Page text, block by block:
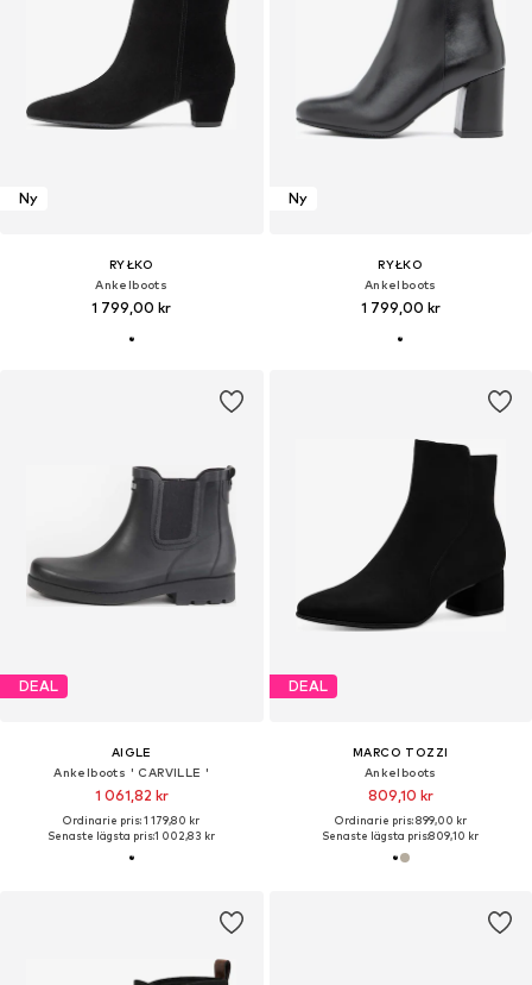
Ny
RYŁKO
Ankelboots
1 799,00 kr
Ny
RYŁKO
Ankelboots
1 799,00 kr
DEAL
AIGLE
Ankelboots ' CARVILLE '
1 061,82 kr
Ordinarie pris: 1 179,80 kr
Senaste lägsta pris:1 002,83 kr
DEAL
MARCO TOZZI
Ankelboots
809,10 kr
Ordinarie pris: 899,00 kr
Senaste lägsta pris:809,10 kr